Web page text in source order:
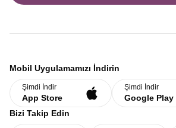
Mobil Uygulamamızı İndirin
Şimdi İndir
App Store
Şimdi İndir
Google Play
Bizi Takip Edin